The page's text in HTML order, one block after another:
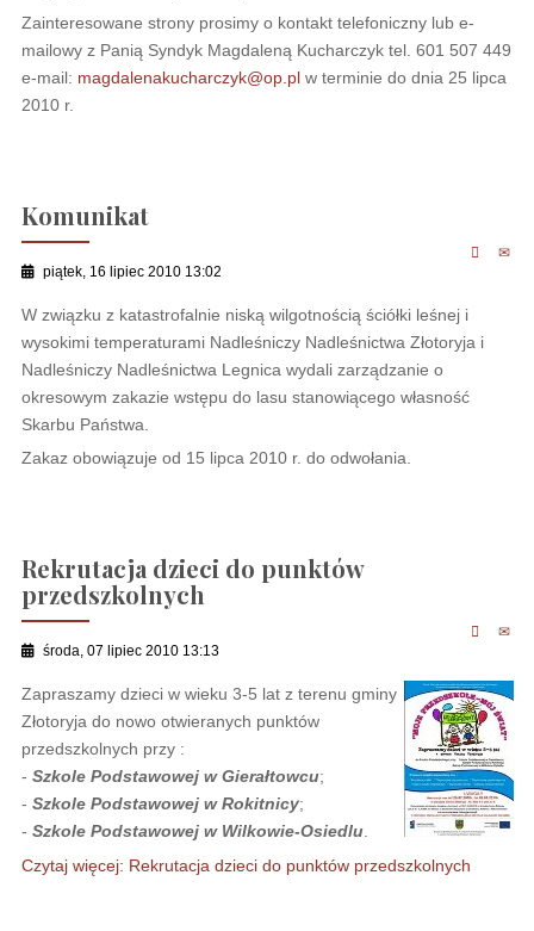
Zainteresowane strony prosimy o kontakt telefoniczny lub e-
mailowy z Panią Syndyk Magdaleną Kucharczyk tel. 601 507 449
e-mail: magdalenakucharczyk@op.plw terminie do dnia 25 lipca
2010 r.
Komunikat
piątek, 16 lipiec 2010 13:02
W związku z katastrofalnie niską wilgotnością ściółki leśnej i
wysokimi temperaturami Nadleśniczy Nadleśnictwa Złotoryja i
Nadleśniczy Nadleśnictwa Legnica wydali zarządzanie o
okresowym zakazie wstępu do lasu stanowiącego własność
Skarbu Państwa.
Zakaz obowiązuje od 15 lipca 2010 r. do odwołania.
Rekrutacja dzieci do punktów
przedszkolnych
środa, 07 lipiec 2010 13:13
Zapraszamy dzieci w wieku 3-5 lat z terenu gminy
Złotoryja do nowo otwieranych punktów
przedszkolnych przy :
- Szkole Podstawowej w Gierałtowcu;
- Szkole Podstawowej w Rokitnicy;
- Szkole Podstawowej w Wilkowie-Osiedlu.
Czytaj więcej: Rekrutacja dzieci do punktów przedszkolnych